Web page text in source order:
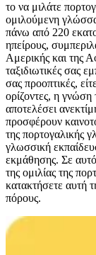
το να μιλάτε
ομιλούμενη
πάνω από 220
ηπείρους,
Αμερικής και της
ταξιδιωτικές σας
σας προοπτικές,
ορίζοντες, η
αποτελέσει
προσφέρουν
της πορτογαλικής
γλωσσική
εκμάθησης. Σε
της ομιλίας της
κατακτήσετε αυτή
πόρους.